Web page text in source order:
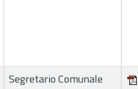
Segretario Comunale